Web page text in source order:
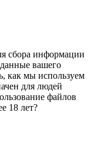
сбора информации
данные вашего
как мы используем
для людей
файлов
18 лет?